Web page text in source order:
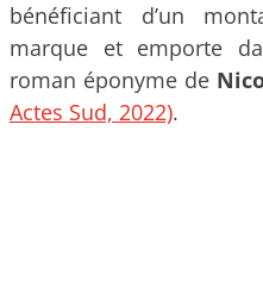
bénéficiant d’un
marque et emporte
roman éponyme de
Actes Sud, 2022).